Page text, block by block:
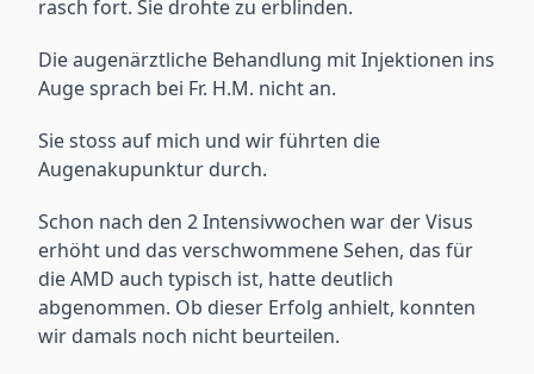
rasch fort. Sie drohte zu erblinden.
Die augenärztliche Behandlung mit Injektionen ins
Auge sprach bei Fr. H.M. nicht an.
Sie stoss auf mich und wir führten die
Augenakupunktur durch.
Schon nach den 2 Intensivwochen war der Visus
erhöht und das verschwommene Sehen, das für
die AMD auch typisch ist, hatte deutlich
abgenommen. Ob dieser Erfolg anhielt, konnten
wir damals noch nicht beurteilen.